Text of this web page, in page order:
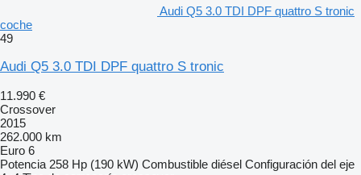
Audi Q5 3.0 TDI DPF quattro S tronic
coche
49
Audi Q5 3.0 TDI DPF quattro S tronic
11.990 €
Crossover
2015
262.000 km
Euro 6
Potencia 258 Hp (190 kW) Combustible diésel Configuración del eje